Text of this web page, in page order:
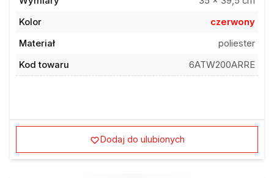
Kolor
czerwony
Materiał
poliester
Kod towaru
6ATW200ARRE
Dodaj do ulubionych